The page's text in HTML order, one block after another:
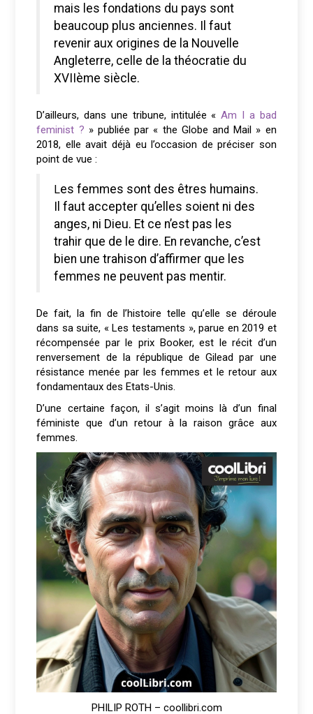
mais les fondations du pays sont
beaucoup plus anciennes. Il faut
revenir aux origines de la Nouvelle
Angleterre, celle de la théocratie du
XVIIème siècle.
D’ailleurs, dans une tribune, intitulée «Am I a bad
feminist ? » publiée par « the Globe and Mail » en
2018, elle avait déjà eu l’occasion de préciser son
point de vue :
Les femmes sont des êtres humains.
Il faut accepter qu’elles soient ni des
anges, ni Dieu. Et ce n’est pas les
trahir que de le dire. En revanche, c’est
bien une trahison d’affirmer que les
femmes ne peuvent pas mentir.
De fait, la fin de l’histoire telle qu’elle se déroule
dans sa suite, « Les testaments », parue en 2019 et
récompensée par le prix Booker, est le récit d’un
renversement de la république de Gilead par une
résistance menée par les femmes et le retour aux
fondamentaux des Etats-Unis.
D’une certaine façon, il s’agit moins là d’un final
féministe que d’un retour à la raison grâce aux
femmes.
PHILIP ROTH – coollibri.com